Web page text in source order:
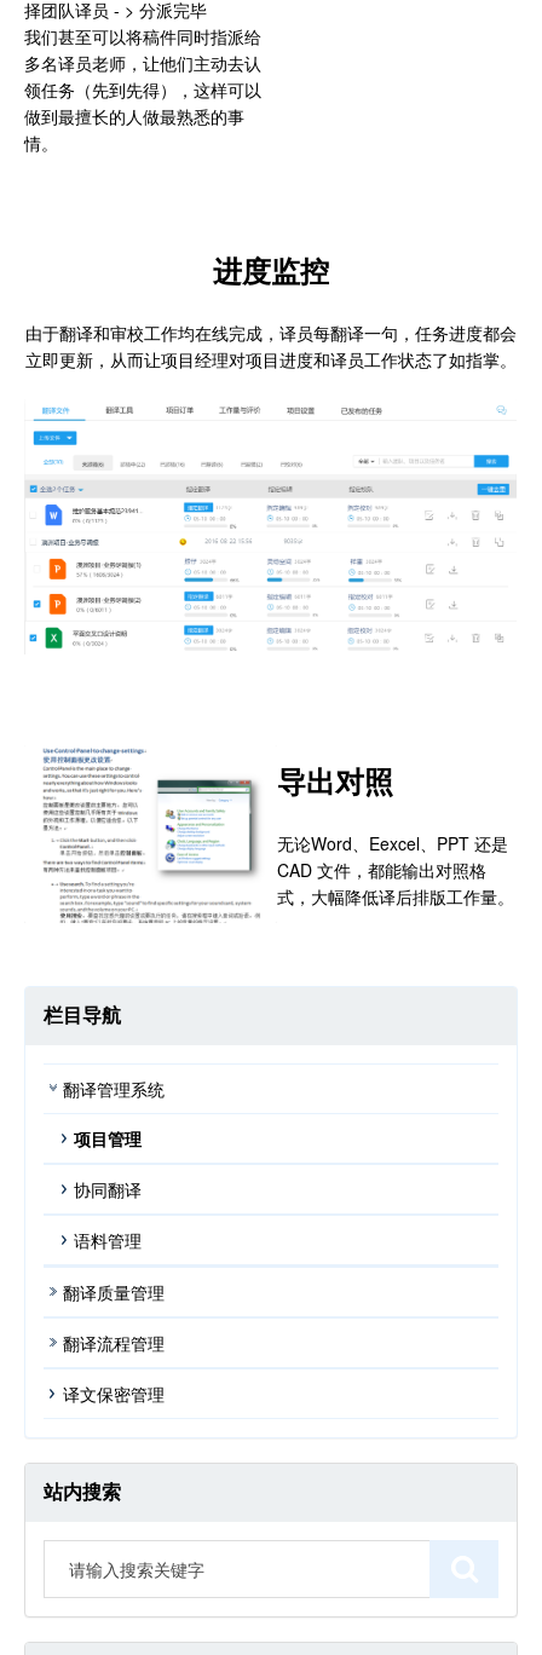
择团队译员 - > 分派完毕
我们甚至可以将稿件同时指派给
多名译员老师，让他们主动去认
领任务（先到先得），这样可以
做到最擅长的人做最熟悉的事
情。
进度监控
由于翻译和审校工作均在线完成，译员每翻译一句，任务进度都会
立即更新，从而让项目经理对项目进度和译员工作状态了如指掌。
导出对照
无论Word、Eexcel、PPT 还是
CAD 文件，都能输出对照格
式，大幅降低译后排版工作量。
栏目导航
翻译管理系统
项目管理
协同翻译
语料管理
翻译质量管理
翻译流程管理
译文保密管理
站内搜索